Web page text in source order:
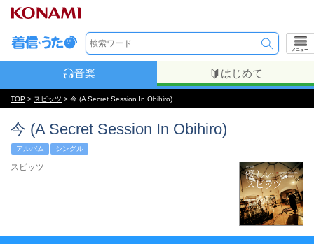
メニュー
音楽 はじめて
TOP > スピッツ > 今 (A Secret Session In Obihiro)
今 (A Secret Session In Obihiro)
アルバム シングル
スピッツ